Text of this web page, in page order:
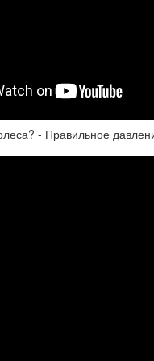
- Правильное